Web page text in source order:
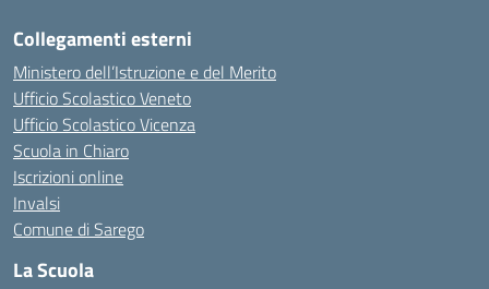
Collegamenti esterni
Ministero dell’Istruzione e del Merito
Ufficio Scolastico Veneto
Ufficio Scolastico Vicenza
Scuola in Chiaro
Iscrizioni online
Invalsi
Comune di Sarego
La Scuola